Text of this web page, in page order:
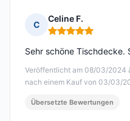
C
Celine F.
Hinweis: 5 von 5
Veröffentlicht am 08/03/2024
nach einem Kauf von 03/03/
Sehr schöne Tischdecke.
Übersetzte Bewertungen